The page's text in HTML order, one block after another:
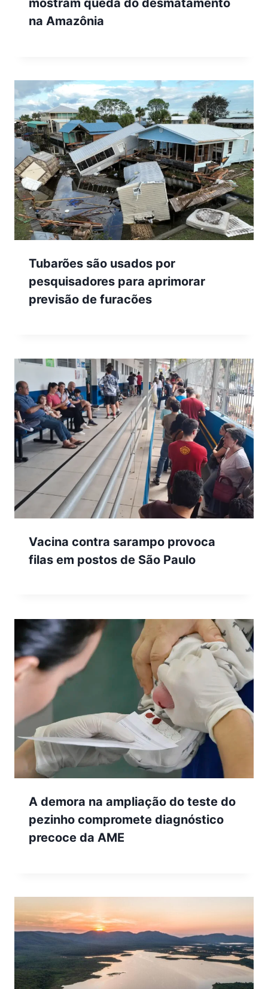
mostram queda do desmatamento
na Amazônia
Tubarões são usados por
pesquisadores para aprimorar
previsão de furacões
Vacina contra sarampo provoca
filas em postos de São Paulo
A demora na ampliação do teste do
pezinho compromete diagnóstico
precoce da AME